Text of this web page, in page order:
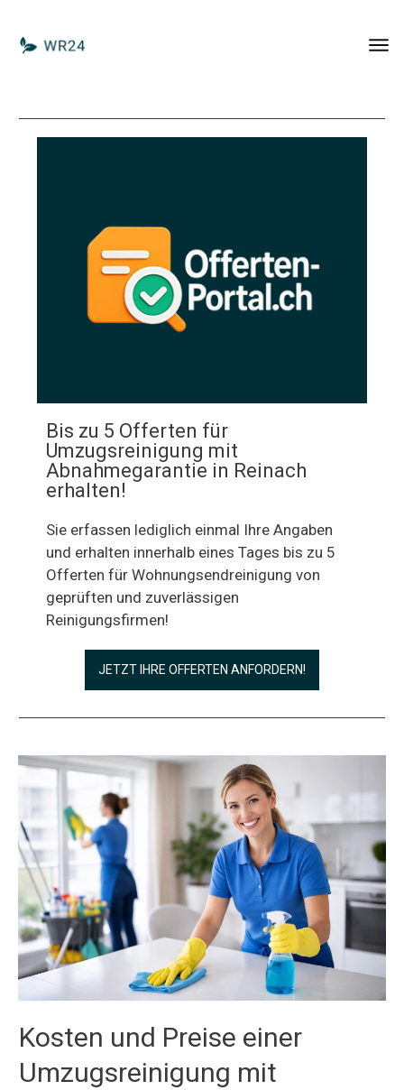
Bis zu 5 Offerten für
Umzugsreinigung mit
Abnahmegarantie in Reinach
erhalten!
Sie erfassen lediglich einmal Ihre Angaben
und erhalten innerhalb eines Tages bis zu 5
Offerten für Wohnungsendreinigung von
geprüften und zuverlässigen
Reinigungsfirmen!
JETZT IHRE OFFERTEN ANFORDERN!
Kosten und Preise einer
Umzugsreinigung mit